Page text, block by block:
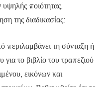
υψηλής ποιότητας.
της διαδικασίας:
περιλαμβάνει τη σύνταξη ή
για το βιβλίο του τραπεζιού
εικόνων και